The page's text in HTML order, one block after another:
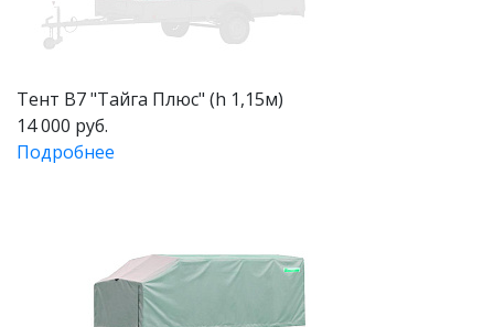
Тент В7 "Тайга Плюс" (h 1,15м)
14 000 руб.
Подробнее